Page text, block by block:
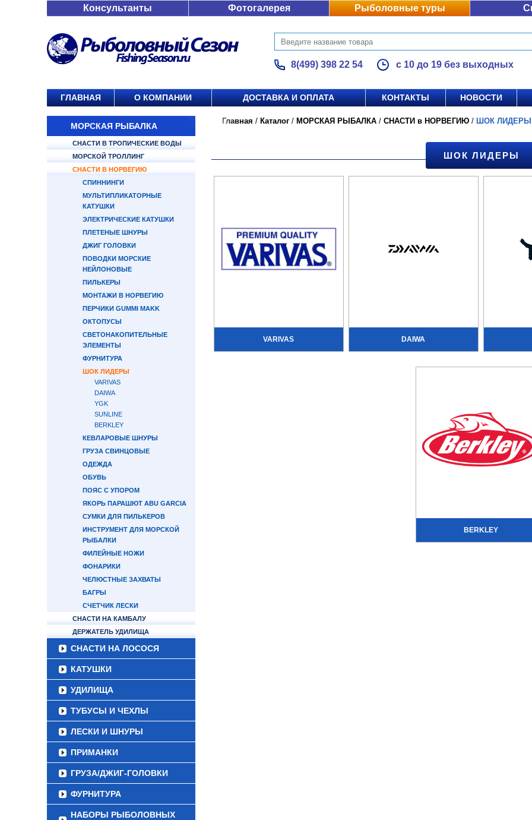
Консультанты Фотогалерея Рыболовные туры
8(499) 398 22 54 с 10 до 19 без выходных
ГЛАВНАЯ О КОМПАНИИ ДОСТАВКА И ОПЛАТА КОНТАКТЫ НОВОСТИ
МОРСКАЯ РЫБАЛКА
СНАСТИ В ТРОПИЧЕСКИЕ ВОДЫ
МОРСКОЙ ТРОЛЛИНГ
СНАСТИ В НОРВЕГИЮ
СПИННИНГИ
МУЛЬТИПЛИКАТОРНЫЕ
КАТУШКИ
ЭЛЕКТРИЧЕСКИЕ КАТУШКИ
ПЛЕТЕНЫЕ ШНУРЫ
ДЖИГ ГОЛОВКИ
ПОВОДКИ МОРСКИЕ
НЕЙЛОНОВЫЕ
ПИЛЬКЕРЫ
МОНТАЖИ В НОРВЕГИЮ
ПЕРЧИКИ GUMMI MAKK
ОКТОПУСЫ
СВЕТОНАКОПИТЕЛЬНЫЕ
ЭЛЕМЕНТЫ
ФУРНИТУРА
ШОК ЛИДЕРЫ
VARIVAS
DAIWA
YGK
SUNLINE
BERKLEY
КЕВЛАРОВЫЕ ШНУРЫ
ГРУЗА СВИНЦОВЫЕ
ОДЕЖДА
ОБУВЬ
ПОЯС С УПОРОМ
ЯКОРЬ ПАРАШЮТ ABU GARCIA
СУМКИ ДЛЯ ПИЛЬКЕРОВ
ИНСТРУМЕНТ ДЛЯ МОРСКОЙ
РЫБАЛКИ
ФИЛЕЙНЫЕ НОЖИ
ФОНАРИКИ
ЧЕЛЮСТНЫЕ ЗАХВАТЫ
БАГРЫ
СЧЕТЧИК ЛЕСКИ
СНАСТИ НА КАМБАЛУ
ДЕРЖАТЕЛЬ УДИЛИЩА
СНАСТИ НА ЛОСОСЯ
КАТУШКИ
УДИЛИЩА
ТУБУСЫ И ЧЕХЛЫ
ЛЕСКИ И ШНУРЫ
ПРИМАНКИ
ГРУЗА/ДЖИГ-ГОЛОВКИ
ФУРНИТУРА
НАБОРЫ РЫБОЛОВНЫХ
Главная / Каталог / МОРСКАЯ РЫБАЛКА / СНАСТИ в НОРВЕГИЮ / ШОК ЛИДЕРЫ
ШОК ЛИДЕРЫ
VARIVAS DAIWA
BERKLEY